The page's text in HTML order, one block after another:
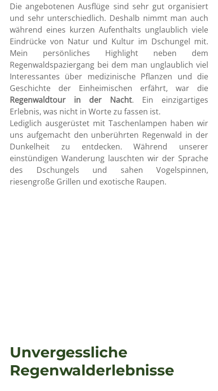
Die angebotenen Ausflüge sind sehr gut organisiert
und sehr unterschiedlich. Deshalb nimmt man auch
während eines kurzen Aufenthalts unglaublich viele
Eindrücke von Natur und Kultur im Dschungel mit.
Mein persönliches Highlight neben dem
Regenwaldspaziergang bei dem man unglaublich viel
Interessantes über medizinische Pflanzen und die
Geschichte der Einheimischen erfährt, war die
Regenwaldtour in der Nacht. Ein einzigartiges
Erlebnis, was nicht in Worte zu fassen ist.
Lediglich ausgerüstet mit Taschenlampen haben wir
uns aufgemacht den unberührten Regenwald in der
Dunkelheit zu entdecken. Während unserer
einstündigen Wanderung lauschten wir der Sprache
des Dschungels und sahen Vogelspinnen,
riesengroße Grillen und exotische Raupen.
Unvergessliche
Regenwalderlebnisse